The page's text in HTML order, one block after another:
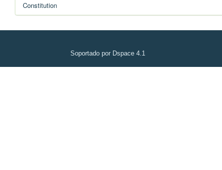
Constitution
Soportado por Dspace 4.1